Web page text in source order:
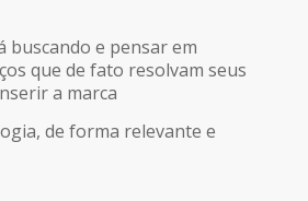
buscando e pensar em
que de fato resolvam seus
a marca
de forma relevante e